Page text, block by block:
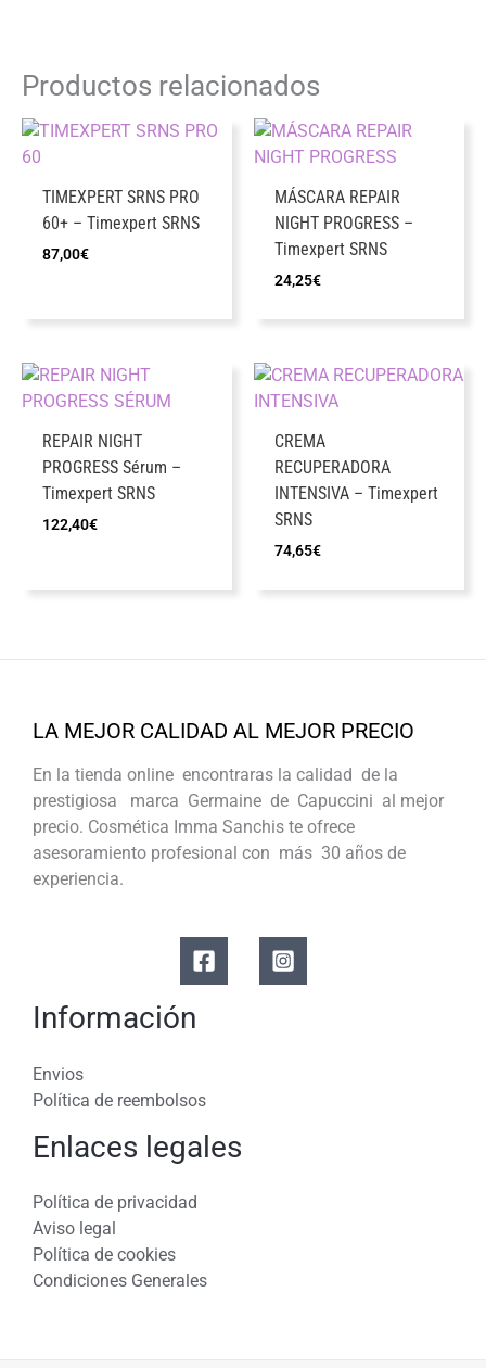
Productos relacionados
TIMEXPERT SRNS PRO
60+ – Timexpert SRNS
87,00€
MÁSCARA REPAIR
NIGHT PROGRESS –
Timexpert SRNS
24,25€
REPAIR NIGHT
PROGRESS Sérum –
Timexpert SRNS
122,40€
CREMA
RECUPERADORA
INTENSIVA – Timexpert
SRNS
74,65€
LA MEJOR CALIDAD AL MEJOR PRECIO
En la tienda online encontraras la calidad de la
prestigiosa marca Germaine de Capuccini al mejor
precio. Cosmética Imma Sanchis te ofrece
asesoramiento profesional con más 30 años de
experiencia.
Información
Envios
Política de reembolsos
Enlaces legales
Política de privacidad
Aviso legal
Política de cookies
Condiciones Generales